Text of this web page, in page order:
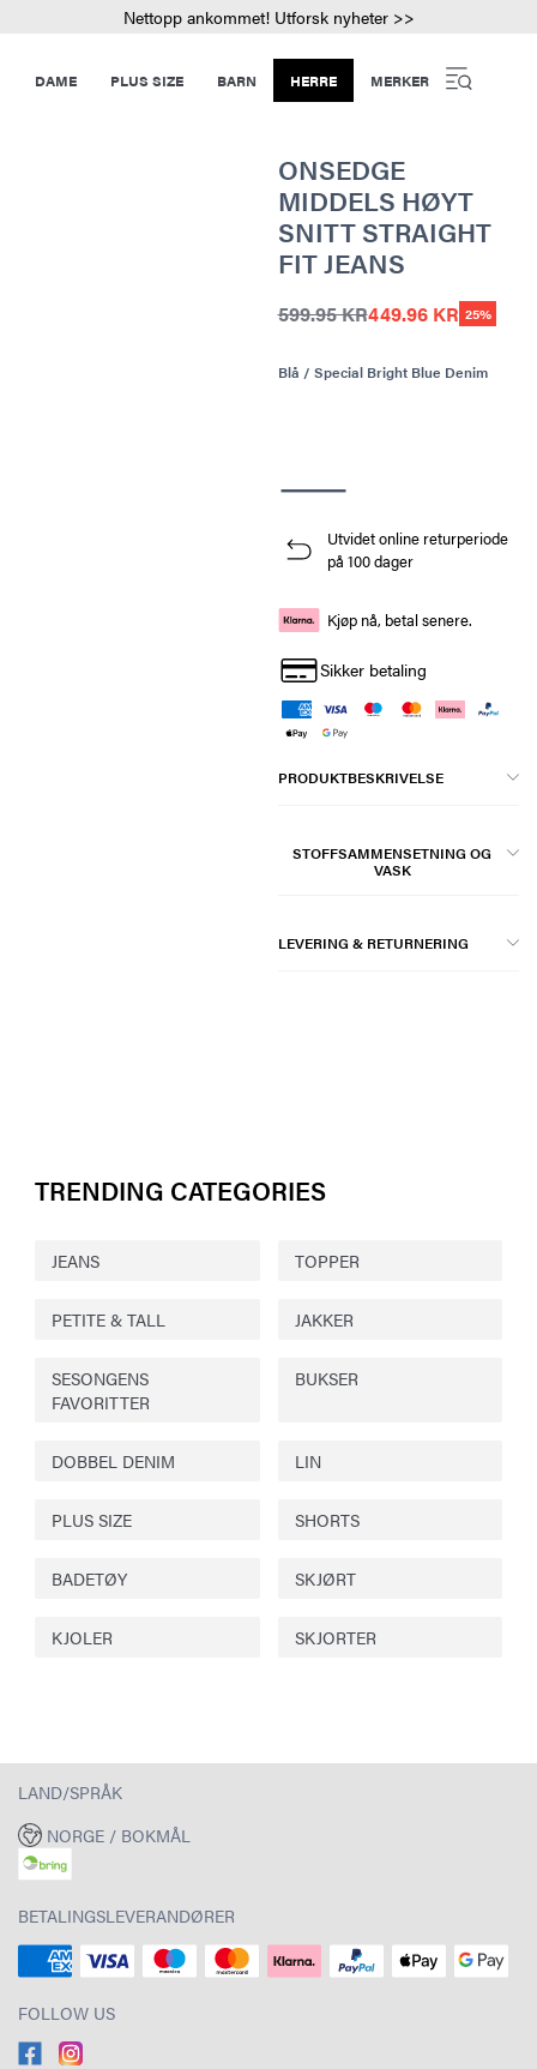
Nettopp ankommet! Utforsk nyheter >>
DAME PLUS SIZE BARN HERRE MERKER
ONSEDGE
MIDDELS HØYT
SNITT STRAIGHT
FIT JEANS
599.95 KR449.96 KR 25%
Blå / Special Bright Blue Denim
Utvidet online returperiode
på 100 dager
Kjøp nå, betal senere.
Sikker betaling
PRODUKTBESKRIVELSE
STOFFSAMMENSETNING OG
VASK
LEVERING & RETURNERING
TRENDING CATEGORIES
JEANS TOPPER
PETITE & TALL JAKKER
SESONGENS
FAVORITTER
BUKSER
DOBBEL DENIM LIN
PLUS SIZE SHORTS
BADETØY SKJØRT
KJOLER SKJORTER
LAND/SPRÅK
NORGE / BOKMÅL
BETALINGSLEVERANDØRER
FOLLOW US